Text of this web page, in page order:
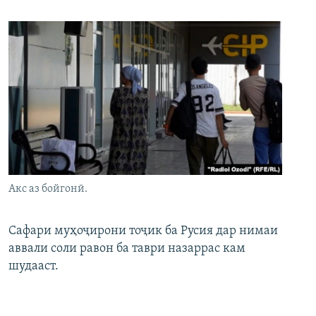
Акс аз бойгонӣ.
Сафари муҳоҷирони тоҷик ба Русия дар нимаи
аввали соли равон ба таври назаррас кам
шудааст.